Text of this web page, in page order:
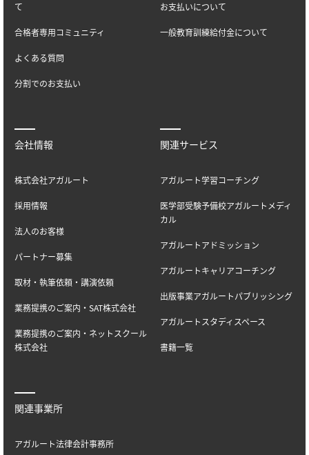
て
合格者専用コミュニティ
よくある質問
分割でのお支払い
お支払いについて
一般教育訓練給付金について
会社情報
株式会社アガルート
採用情報
法人のお客様
パートナー募集
取材・執筆依頼・講演依頼
業務提携のご案内・SAT株式会社
業務提携のご案内・ネットスクール
株式会社
関連サービス
アガルート学習コーチング
医学部受験予備校アガルートメディ
カル
アガルートアドミッション
アガルートキャリアコーチング
出版事業アガルートパブリッシング
アガルートスタディスペース
書籍一覧
関連事業所
アガルート法律会計事務所